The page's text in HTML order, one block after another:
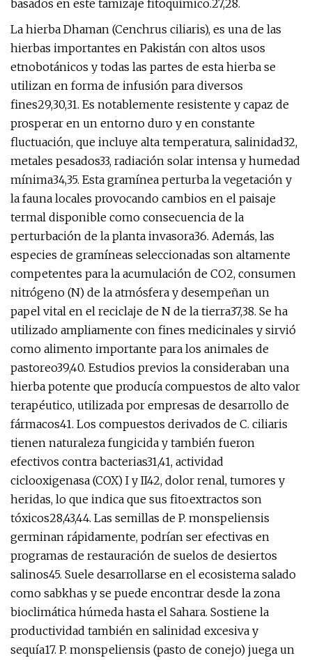
basados ​​en este tamizaje fitoquímico.27,28.
La hierba Dhaman (Cenchrus ciliaris), es una de las
hierbas importantes en Pakistán con altos usos
etnobotánicos y todas las partes de esta hierba se
utilizan en forma de infusión para diversos
fines29,30,31. Es notablemente resistente y capaz de
prosperar en un entorno duro y en constante
fluctuación, que incluye alta temperatura, salinidad32,
metales pesados33, radiación solar intensa y humedad
mínima34,35. Esta gramínea perturba la vegetación y
la fauna locales provocando cambios en el paisaje
termal disponible como consecuencia de la
perturbación de la planta invasora36. Además, las
especies de gramíneas seleccionadas son altamente
competentes para la acumulación de CO2, consumen
nitrógeno (N) de la atmósfera y desempeñan un
papel vital en el reciclaje de N de la tierra37,38. Se ha
utilizado ampliamente con fines medicinales y sirvió
como alimento importante para los animales de
pastoreo39,40. Estudios previos la consideraban una
hierba potente que producía compuestos de alto valor
terapéutico, utilizada por empresas de desarrollo de
fármacos41. Los compuestos derivados de C. ciliaris
tienen naturaleza fungicida y también fueron
efectivos contra bacterias31,41, actividad
ciclooxigenasa (COX) I y II42, dolor renal, tumores y
heridas, lo que indica que sus fitoextractos son
tóxicos28,43,44. Las semillas de P. monspeliensis
germinan rápidamente, podrían ser efectivas en
programas de restauración de suelos de desiertos
salinos45. Suele desarrollarse en el ecosistema salado
como sabkhas y se puede encontrar desde la zona
bioclimática húmeda hasta el Sahara. Sostiene la
productividad también en salinidad excesiva y
sequía17. P. monspeliensis (pasto de conejo) juega un